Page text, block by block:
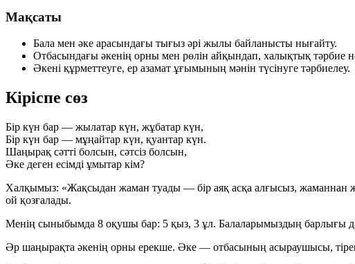
Мақсаты
Бала мен әке арасындағы тығыз әрі жылы байланысты нығайту.
Отбасындағы әкенің орны мен рөлін айқындап, халықтық тәрбие
Әкені құрметтеуге, ер азамат ұғымының мәнін түсінуге тәрбиелеу.
Кіріспе сөз
Бір күн бар — жылатар күн, жұбатар күн,
Бір күн бар — мұңайтар күн, қуантар күн.
Шаңырақ сәтті болсын, сәтсіз болсын,
Әке деген есімді ұмытар кім?
Халқымыз: «Жақсыдан жаман туады — бір аяқ асқа алғысыз, жаманнан
ой қозғалады.
Менің сыныбымда 8 оқушы бар: 5 қыз, 3 ұл. Балаларымыздың барлығы
Әр шаңырақта әкенің орны ерекше. Әке — отбасының асыраушысы,